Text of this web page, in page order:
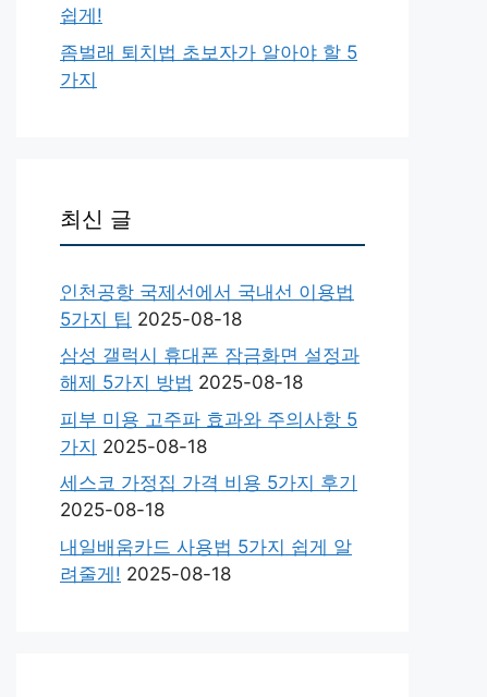
쉽게!
좀벌래 퇴치법 초보자가 알아야 할 5
가지
최신 글
인천공항 국제선에서 국내선 이용법
5가지 팁 2025-08-18
삼성 갤럭시 휴대폰 잠금화면 설정과
해제 5가지 방법 2025-08-18
피부 미용 고주파 효과와 주의사항 5
가지 2025-08-18
세스코 가정집 가격 비용 5가지 후기
2025-08-18
내일배움카드 사용법 5가지 쉽게 알
려줄게! 2025-08-18